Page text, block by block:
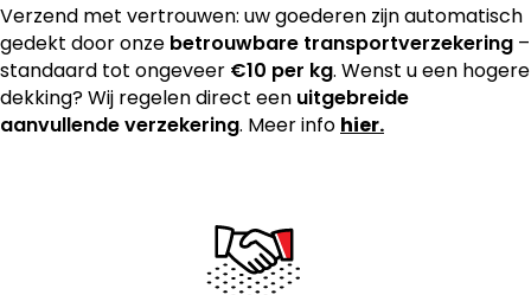
Verzend met vertrouwen: uw goederen zijn automatisch
gedekt door onze betrouwbare transportverzekering –
standaard tot ongeveer €10 per kg. Wenst u een hogere
dekking? Wij regelen direct een uitgebreide
aanvullende verzekering. Meer info hier.